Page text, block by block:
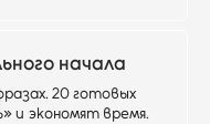
начала
20 готовых
и экономят время.